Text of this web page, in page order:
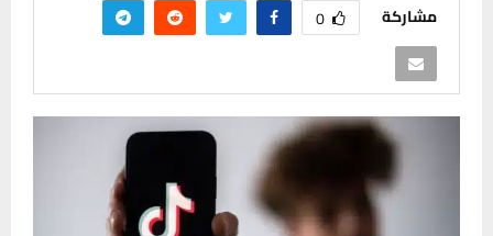
مشاركة 0